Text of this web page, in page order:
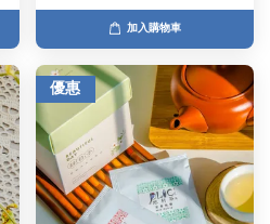
加入購物車
優惠